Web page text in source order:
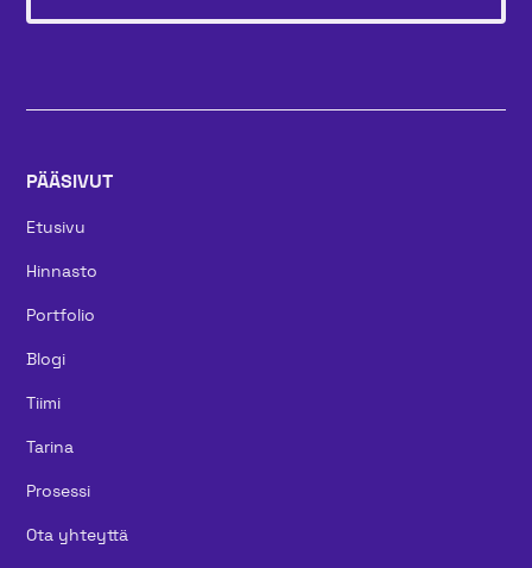
PÄÄSIVUT
Etusivu
Hinnasto
Portfolio
Blogi
Tiimi
Tarina
Prosessi
Ota yhteyttä